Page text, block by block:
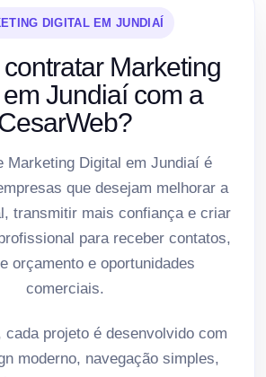
DIGITAL EM JUNDIAÍ
Marketing
Jundiaí com a
Marketing Digital em Jundiaí é
que desejam melhorar a
transmitir mais confiança e criar
para receber contatos,
orçamento e oportunidades
comerciais.
cada projeto é desenvolvido com
moderno, navegação simples,